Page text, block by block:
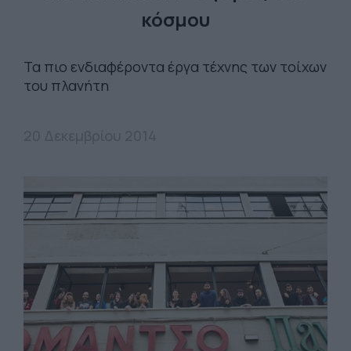
κόσμου
Τα πιο ενδιαφέροντα έργα τέχνης των τοίχων
του πλανήτη